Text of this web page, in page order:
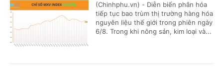
(Chinhphu.vn) - Diễn biến phân hóa
tiếp tục bao trùm thị trường hàng hóa
nguyên liệu thế giới trong phiên ngày
6/8. Trong khi nông sản, kim loại và...